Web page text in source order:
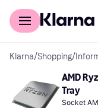
Per il tuo shopping
Klarna/Shopping/
AMD
Tray
Socket